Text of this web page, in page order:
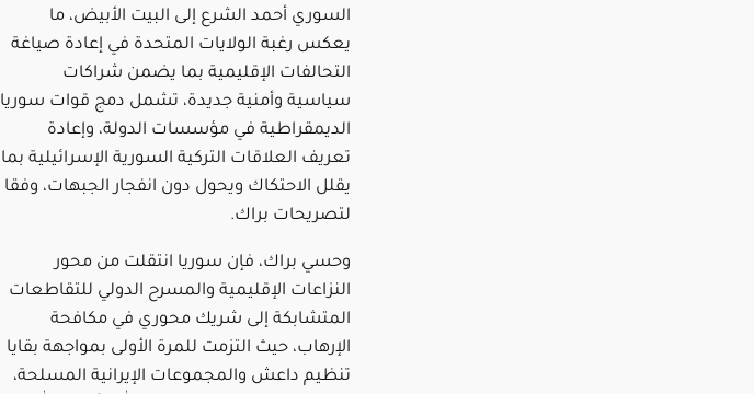
السوري أحمد الشرع إلى البيت الأبيض، ما
يعكس رغبة الولايات المتحدة في إعادة صياغة
التحالفات الإقليمية بما يضمن شراكات
سياسية وأمنية جديدة، تشمل دمج قوات سوريا
الديمقراطية في مؤسسات الدولة، وإعادة
تعريف العلاقات التركية السورية الإسرائيلية بما
يقلل الاحتكاك ويحول دون انفجار الجبهات، وفقا
لتصريحات براك.
وحسي براك، فإن سوريا انتقلت من محور
النزاعات الإقليمية والمسرح الدولي للتقاطعات
المتشابكة إلى شريك محوري في مكافحة
الإرهاب، حيث التزمت للمرة الأولى بمواجهة بقايا
تنظيم داعش والمجموعات الإيرانية المسلحة،